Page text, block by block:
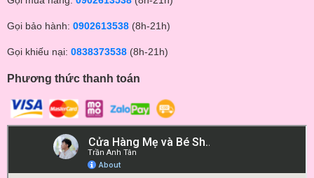
Gọi bảo hành: 0902613538 (8h-21h)
Gọi khiếu nại: 0838373538 (8h-21h)
Phương thức thanh toán